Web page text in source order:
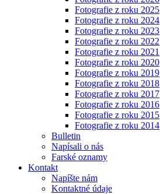
Fotografie z roku 2025
Fotografie z roku 2024
Fotografie z roku 2023
Fotografie z roku 2022
Fotografie z roku 2021
Fotografie z roku 2020
Fotografie z roku 2019
Fotografie z roku 2018
Fotografie z roku 2017
Fotografie z roku 2016
Fotografie z roku 2015
Fotografie z roku 2014
Bulletin
Napísali o nás
Farské oznamy
Kontakt
Napíšte nám
Kontaktné údaje